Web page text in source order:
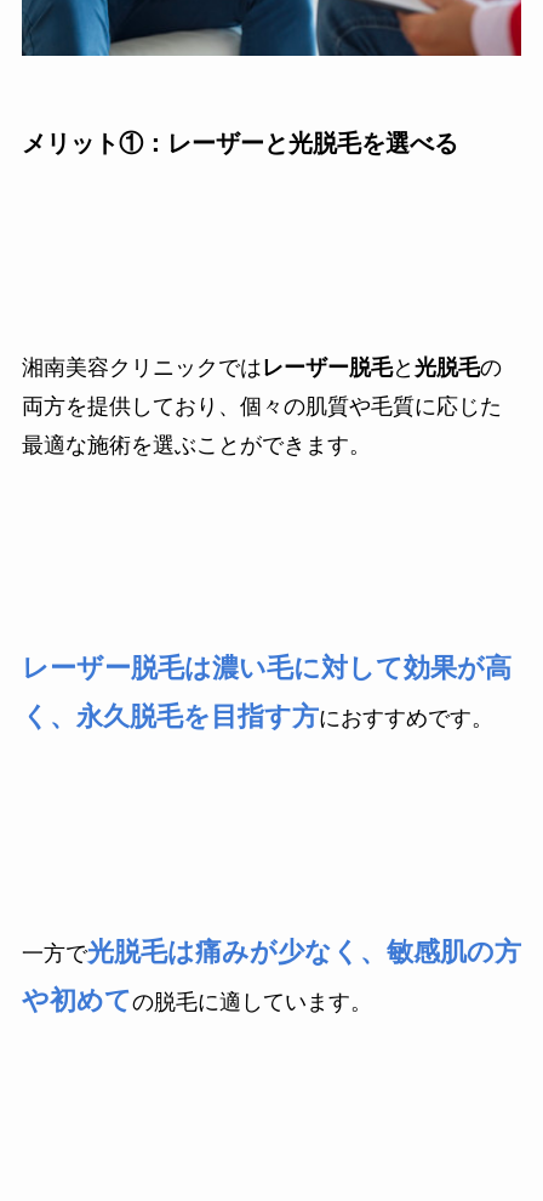
メリット①：レーザーと光脱毛を選べる
湘南美容クリニックではレーザー脱毛と 光脱毛の
両方を提供しており、個々の肌質や毛質に応じた
最適な施術を選ぶことができます。
レーザー脱毛は濃い毛に対して効果が高
く、永久脱毛を目指す方におすすめです。
一方で光脱毛は痛みが少なく、敏感肌の方
や初めての脱毛に適しています。